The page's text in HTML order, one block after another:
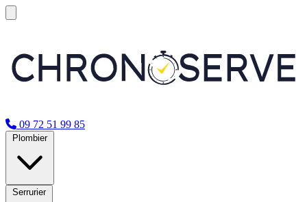
09 72 51 99 85
Plombier
Serrurier